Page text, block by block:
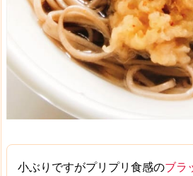
小ぶりですがプリプリ食感のブラ